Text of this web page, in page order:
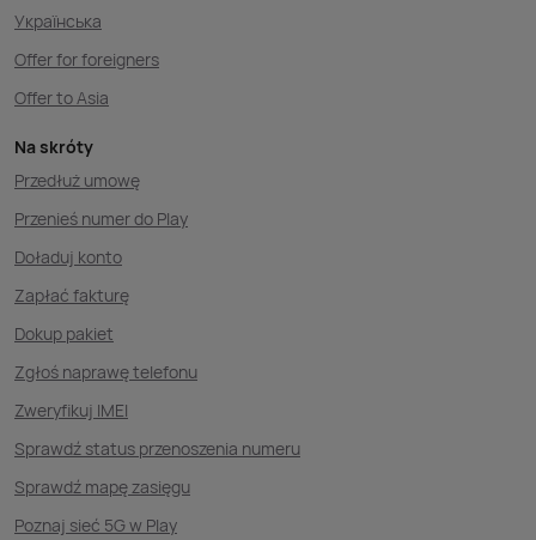
Українська
Offer for foreigners
Offer to Asia
Na skróty
Przedłuż umowę
Przenieś numer do Play
Doładuj konto
Zapłać fakturę
Dokup pakiet
Zgłoś naprawę telefonu
Zweryfikuj IMEI
Sprawdź status przenoszenia numeru
Sprawdź mapę zasięgu
Poznaj sieć 5G w Play